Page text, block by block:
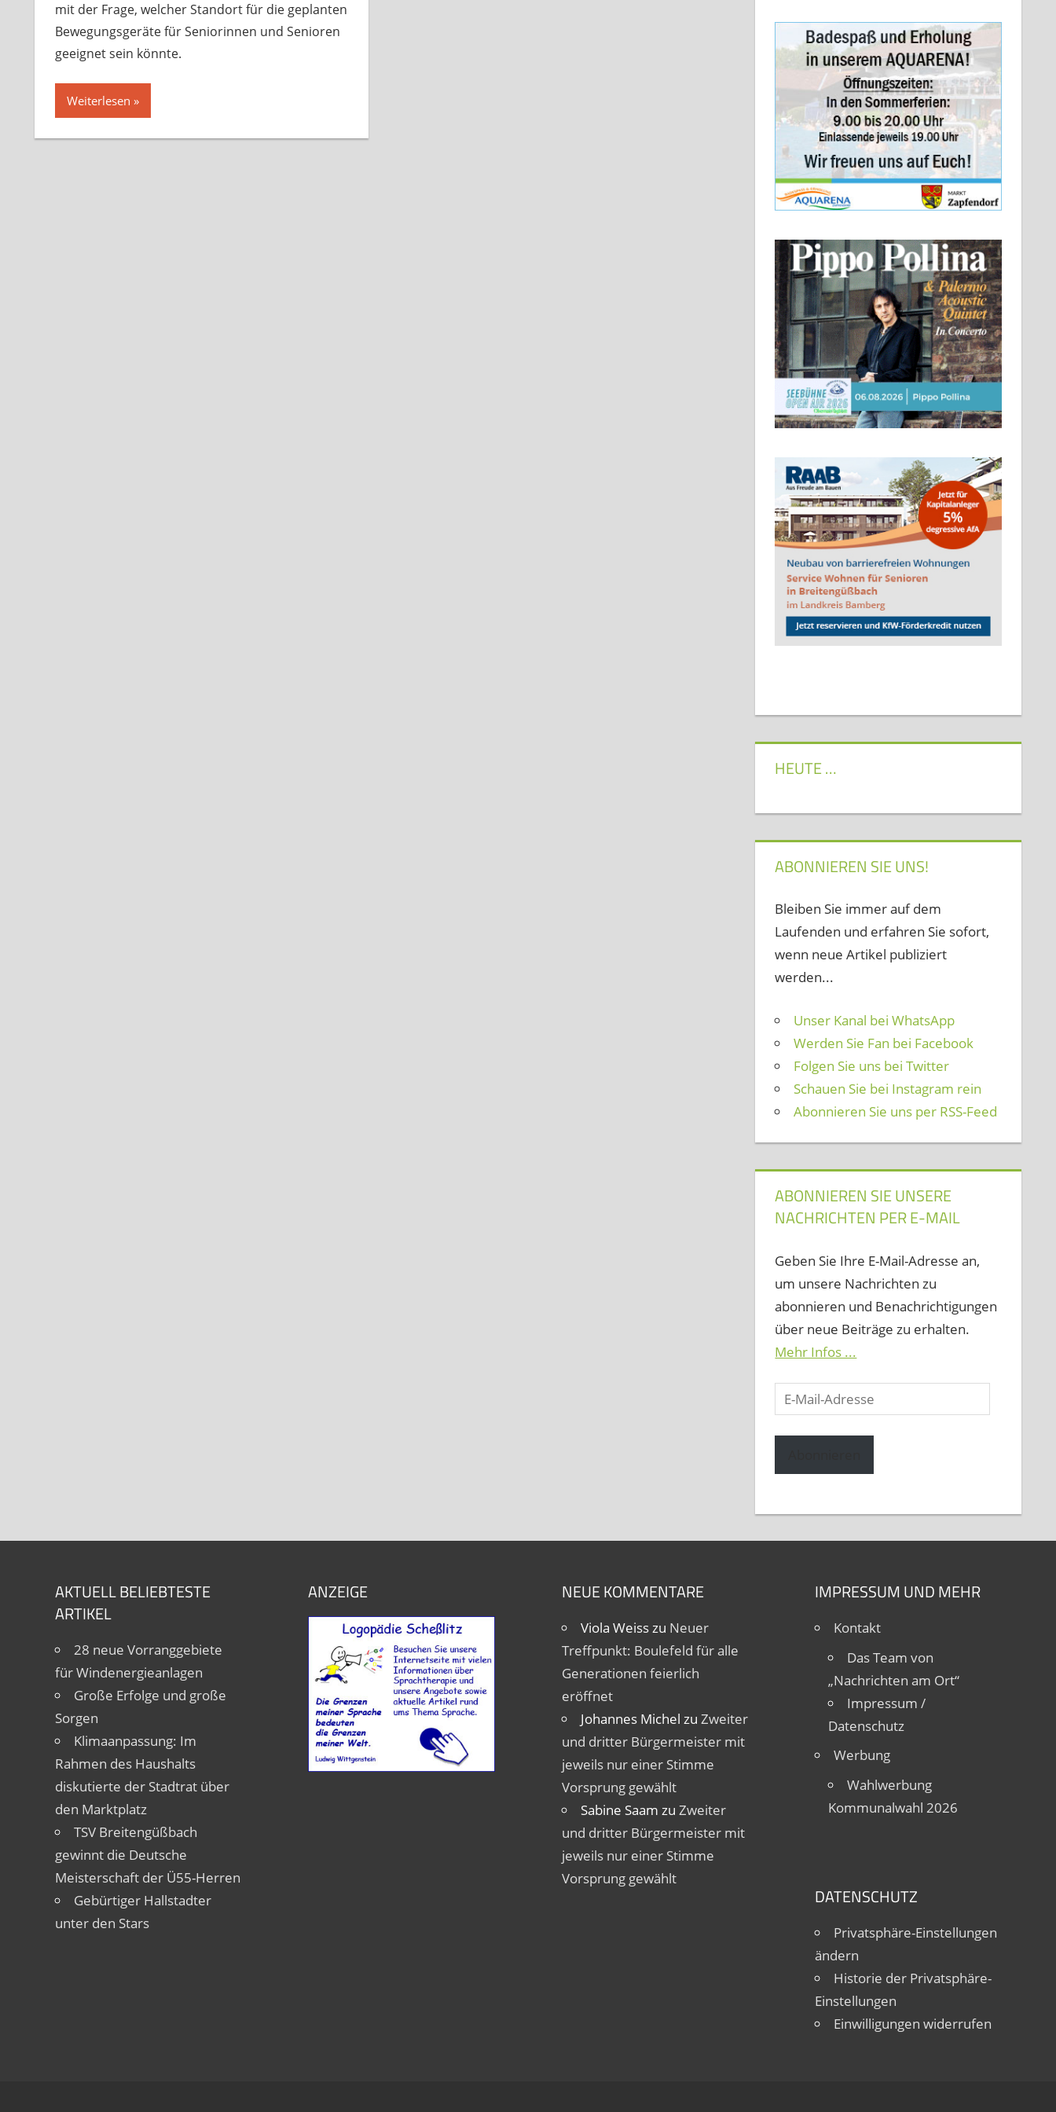
mit der Frage, welcher Standort für die geplanten
Bewegungsgeräte für Seniorinnen und Senioren
geeignet sein könnte.
Weiterlesen
HEUTE …
ABONNIEREN SIE UNS!
Bleiben Sie immer auf dem
Laufenden und erfahren Sie sofort,
wenn neue Artikel publiziert
werden...
Unser Kanal bei WhatsApp
Werden Sie Fan bei Facebook
Folgen Sie uns bei Twitter
Schauen Sie bei Instagram rein
Abonnieren Sie uns per RSS-Feed
ABONNIEREN SIE UNSERE
NACHRICHTEN PER E-MAIL
Geben Sie Ihre E-Mail-Adresse an,
um unsere Nachrichten zu
abonnieren und Benachrichtigungen
über neue Beiträge zu erhalten.
Mehr Infos ...
E-
Mail-
Adresse
AKTUELL BELIEBTESTE
ARTIKEL
28 neue Vorranggebiete
für Windenergieanlagen
Große Erfolge und große
Sorgen
Klimaanpassung: Im
Rahmen des Haushalts
diskutierte der Stadtrat über
den Marktplatz
TSV Breitengüßbach
gewinnt die Deutsche
Meisterschaft der Ü55-Herren
Gebürtiger Hallstadter
unter den Stars
ANZEIGE NEUE KOMMENTARE
Viola Weisszu Neuer
Treffpunkt: Boulefeld für alle
Generationen feierlich
eröffnet
Johannes Michel zu Zweiter
und dritter Bürgermeister mit
jeweils nur einer Stimme
Vorsprung gewählt
Sabine Saam zu Zweiter
und dritter Bürgermeister mit
jeweils nur einer Stimme
Vorsprung gewählt
IMPRESSUM UND MEHR
Kontakt
Das Team von
„Nachrichten am Ort“
Impressum /
Datenschutz
Werbung
Wahlwerbung
Kommunalwahl 2026
DATENSCHUTZ
Privatsphäre-Einstellungen
ändern
Historie der Privatsphäre-
Einstellungen
Einwilligungen widerrufen